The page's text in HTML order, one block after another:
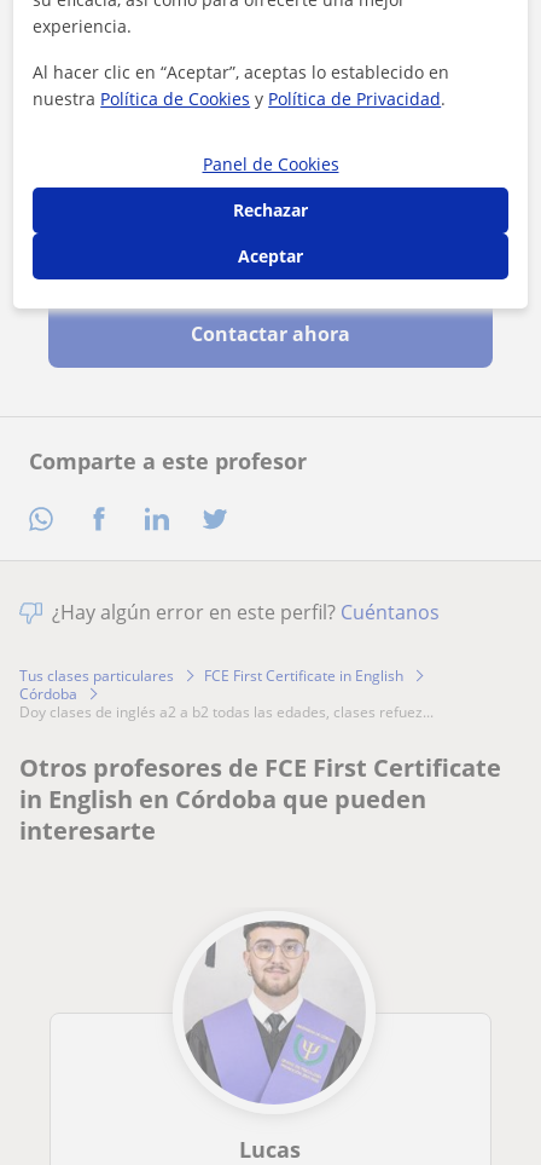
Comparte a este profesor
Al hacer clic, aceptas nuestroaviso legal
Contactar ahora
¿Hay algún error en este perfil? Cuéntanos
Tus clases particulares
FCE First Certificate in English
Córdoba
doy clases de inglés a2 a b2 todas las edades, clases refuez...
Otros profesores de FCE First Certificate
in English en Córdoba que pueden
interesarte
Lucas
experiencia.
Al hacer clic en “Aceptar”, aceptas lo establecido en
nuestra Política de Cookies y Política de Privacidad.
Panel de Cookies
Rechazar
Aceptar